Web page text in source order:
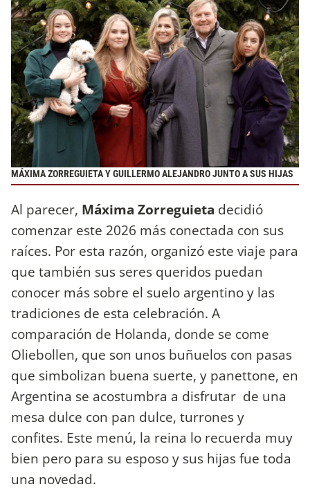
MÁXIMA ZORREGUIETA Y GUILLERMO ALEJANDRO JUNTO A SUS HIJAS
Al parecer, Máxima Zorreguieta decidió
comenzar este 2026 más conectada con sus
raíces. Por esta razón, organizó este viaje para
que también sus seres queridos puedan
conocer más sobre el suelo argentino y las
tradiciones de esta celebración. A
comparación de Holanda, donde se come
Oliebollen, que son unos buñuelos con pasas
que simbolizan buena suerte, y panettone, en
Argentina se acostumbra a disfrutar de una
mesa dulce con pan dulce, turrones y
confites. Este menú, la reina lo recuerda muy
bien pero para su esposo y sus hijas fue toda
una novedad.